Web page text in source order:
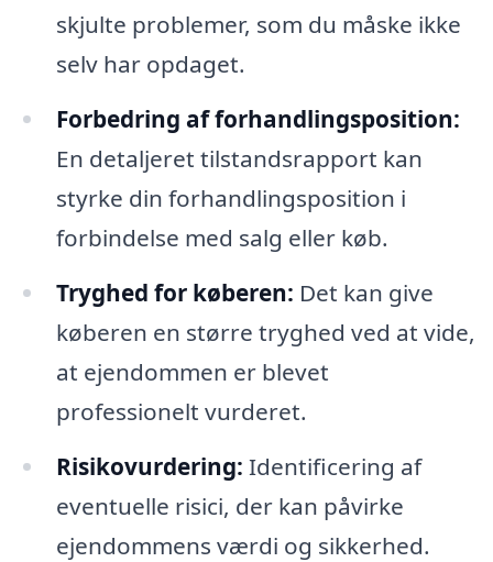
skjulte problemer, som du måske ikke
selv har opdaget.
Forbedring af forhandlingsposition:
En detaljeret tilstandsrapport kan
styrke din forhandlingsposition i
forbindelse med salg eller køb.
Tryghed for køberen: Det kan give
køberen en større tryghed ved at vide,
at ejendommen er blevet
professionelt vurderet.
Risikovurdering: Identificering af
eventuelle risici, der kan påvirke
ejendommens værdi og sikkerhed.